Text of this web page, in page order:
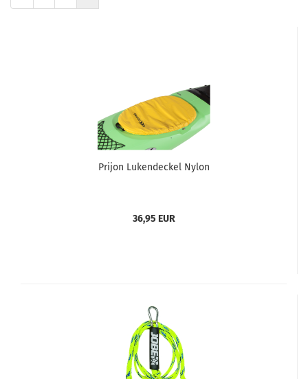
Prijon Lukendeckel Nylon
36,95 EUR